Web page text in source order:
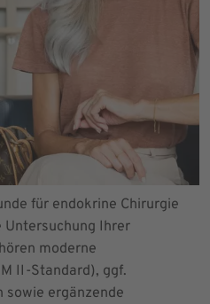
für endokrine Chirurgie
Untersuchung Ihrer
moderne
II-Standard), ggf.
sowie ergänzende